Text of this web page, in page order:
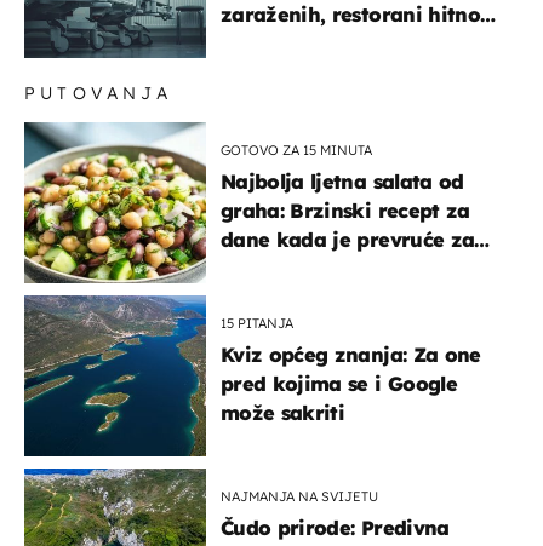
zaraženih, restorani hitno
PUTOVANJA
GOTOVO ZA 15 MINUTA
Najbolja ljetna salata od
graha: Brzinski recept za
dane kada je prevruće za
15 PITANJA
Kviz općeg znanja: Za one
pred kojima se i Google
može sakriti
NAJMANJA NA SVIJETU
Čudo prirode: Predivna